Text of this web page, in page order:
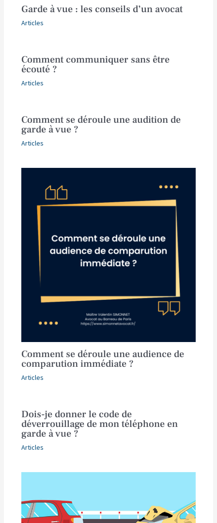
Garde à vue : les conseils d’un avocat
Articles
Comment communiquer sans être
écouté ?
Articles
Comment se déroule une audition de
garde à vue ?
Articles
Comment se déroule une audience de
comparution immédiate ?
Articles
Dois-je donner le code de
déverrouillage de mon téléphone en
garde à vue ?
Articles